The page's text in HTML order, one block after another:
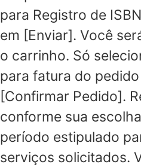
para Registro de
em [Enviar]. Você
o carrinho. Só
para fatura do
[Confirmar Pedido].
conforme sua
período estipulado
serviços solicitados.